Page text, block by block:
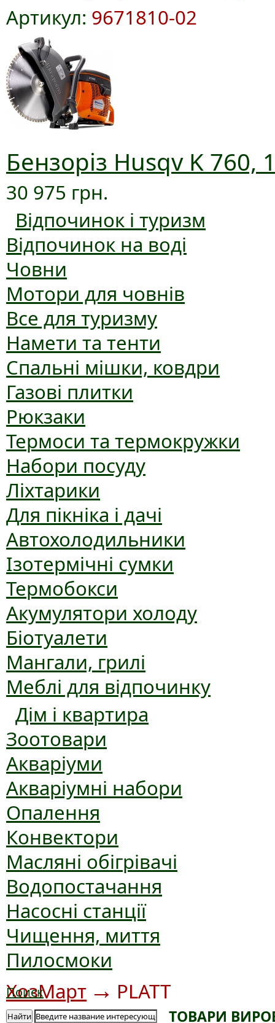
Артикул: 9671810-02
Бензоріз Husqv K 760,
30 975 грн.
Відпочинок і туризм
Відпочинок на воді
Човни
Мотори для човнів
Все для туризму
Намети та тенти
Спальні мішки, ковдри
Газові плитки
Рюкзаки
Термоси та термокружки
Набори посуду
Ліхтарики
Для пікніка і дачі
Автохолодильники
Ізотермічні сумки
Термобокси
Акумулятори холоду
Біотуалети
Мангали, грилі
Меблі для відпочинку
Дім і квартира
Зоотовари
Акваріуми
Акваріумні набори
Опалення
Конвектори
Масляні обігрівачі
Водопостачання
Насосні станції
Чищення, миття
Пилосмоки
Поиск
Найти
ХозМарт → PLATT
ТОВАРИ